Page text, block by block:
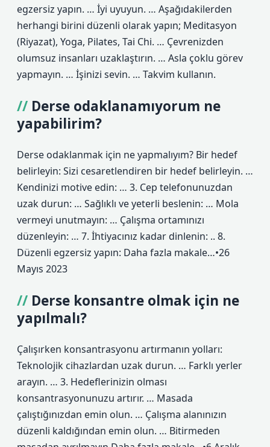
egzersiz yapın. … İyi uyuyun. … Aşağıdakilerden
herhangi birini düzenli olarak yapın; Meditasyon
(Riyazat), Yoga, Pilates, Tai Chi. … Çevrenizden
olumsuz insanları uzaklaştırın. … Asla çoklu görev
yapmayın. … İşinizi sevin. … Takvim kullanın.
Derse odaklanamıyorum ne
yapabilirim?
Derse odaklanmak için ne yapmalıyım? Bir hedef
belirleyin: Sizi cesaretlendiren bir hedef belirleyin. …
Kendinizi motive edin: … 3. Cep telefonunuzdan
uzak durun: … Sağlıklı ve yeterli beslenin: … Mola
vermeyi unutmayın: … Çalışma ortamınızı
düzenleyin: … 7. İhtiyacınız kadar dinlenin: .. 8.
Düzenli egzersiz yapın: Daha fazla makale…•26
Mayıs 2023
Derse konsantre olmak için ne
yapılmalı?
Çalışırken konsantrasyonu artırmanın yolları:
Teknolojik cihazlardan uzak durun. … Farklı yerler
arayın. … 3. Hedeflerinizin olması
konsantrasyonunuzu artırır. … Masada
çalıştığınızdan emin olun. … Çalışma alanınızın
düzenli kaldığından emin olun. … Bitirmeden